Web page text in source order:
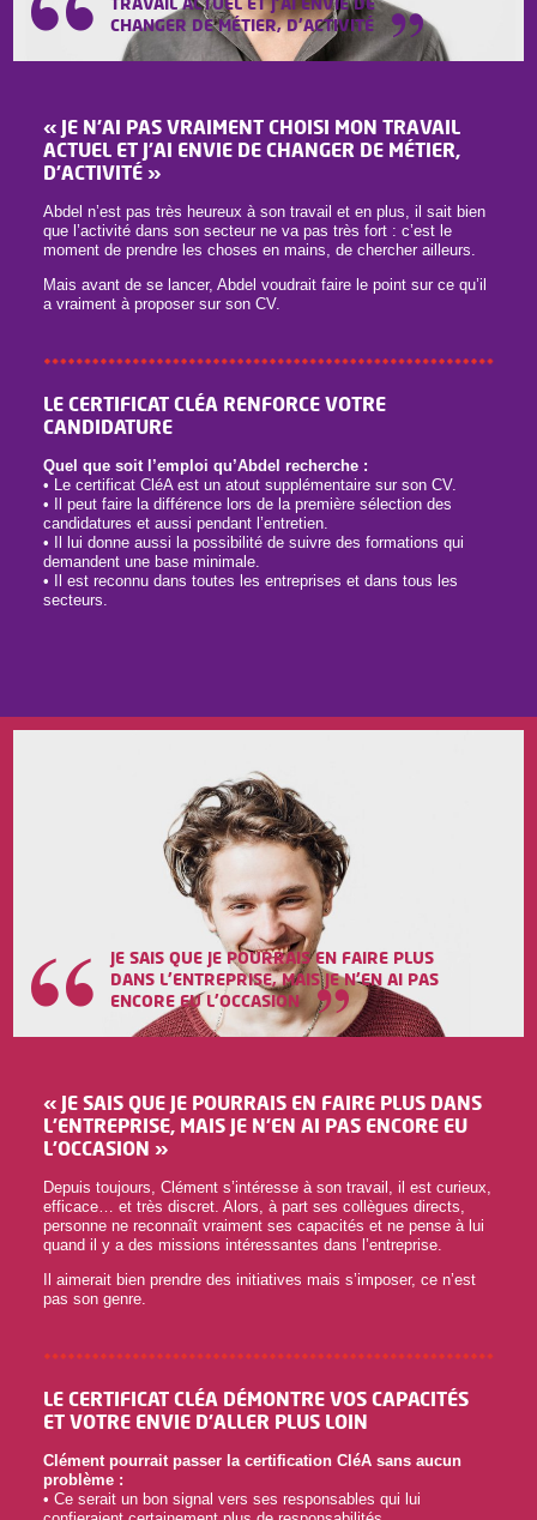
CHANGER DE MÉTIER, D'ACTIVITÉ
« JE N’AI PAS VRAIMENT CHOISI MON TRAVAIL
ACTUEL ET J’AI ENVIE DE CHANGER DE MÉTIER,
D’ACTIVITÉ »
Abdel n’est pas très heureux à son travail et en plus, il sait bien
que l’activité dans son secteur ne va pas très fort : c’est le
moment de prendre les choses en mains, de chercher ailleurs.
Mais avant de se lancer, Abdel voudrait faire le point sur ce qu’il
a vraiment à proposer sur son CV.
LE CERTIFICAT CLÉA RENFORCE VOTRE
CANDIDATURE
Quel que soit l’emploi qu’Abdel recherche :
• Le certificat CléA est un atout supplémentaire sur son CV.
• Il peut faire la différence lors de la première sélection des
candidatures et aussi pendant l’entretien.
• Il lui donne aussi la possibilité de suivre des formations qui
demandent une base minimale.
• Il est reconnu dans toutes les entreprises et dans tous les
secteurs.
JE SAIS QUE JE POURRAIS EN FAIRE PLUS
DANS L'ENTREPRISE, MAIS JE N'EN AI PAS
ENCORE EU L'OCCASION
« JE SAIS QUE JE POURRAIS EN FAIRE PLUS DANS
L’ENTREPRISE, MAIS JE N’EN AI PAS ENCORE EU
L’OCCASION »
Depuis toujours, Clément s’intéresse à son travail, il est curieux,
efficace… et très discret. Alors, à part ses collègues directs,
personne ne reconnaît vraiment ses capacités et ne pense à lui
quand il y a des missions intéressantes dans l’entreprise.
Il aimerait bien prendre des initiatives mais s’imposer, ce n’est
pas son genre.
LE CERTIFICAT CLÉA DÉMONTRE VOS CAPACITÉS
ET VOTRE ENVIE D’ALLER PLUS LOIN
Clément pourrait passer la certification CléA sans aucun
problème :
• Ce serait un bon signal vers ses responsables qui lui